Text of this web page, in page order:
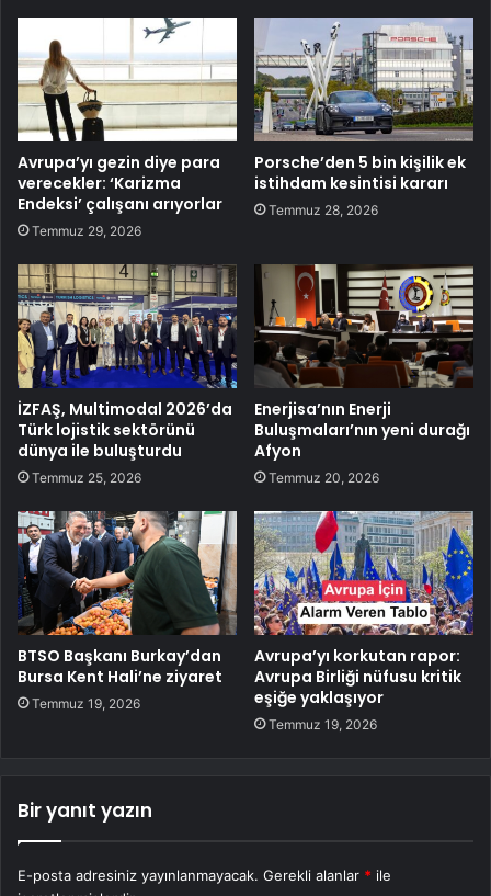
Avrupa’yı gezin diye para
verecekler: ‘Karizma
Endeksi’ çalışanı arıyorlar
Temmuz 29, 2026
Porsche’den 5 bin kişilik ek
istihdam kesintisi kararı
Temmuz 28, 2026
İZFAŞ, Multimodal 2026’da
Türk lojistik sektörünü
dünya ile buluşturdu
Temmuz 25, 2026
Enerjisa’nın Enerji
Buluşmaları’nın yeni durağı
Afyon
Temmuz 20, 2026
BTSO Başkanı Burkay’dan
Bursa Kent Hali’ne ziyaret
Temmuz 19, 2026
Avrupa’yı korkutan rapor:
Avrupa Birliği nüfusu kritik
eşiğe yaklaşıyor
Temmuz 19, 2026
Bir yanıt yazın
E-posta adresiniz yayınlanmayacak. Gerekli alanlar * ile